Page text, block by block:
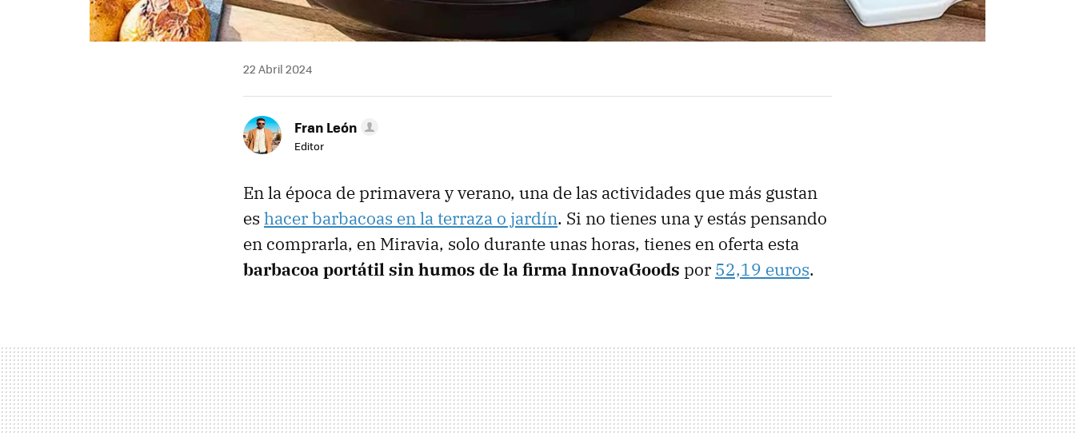
22 Abril 2024
Fran León
Editor
En la época de primavera y verano, una de las actividades que más gustan
es hacer barbacoas en la terraza o jardín. Si no tienes una y estás pensando
en comprarla, en Miravia, solo durante unas horas, tienes en oferta esta
barbacoa portátil sin humos de la firma InnovaGoods por 52,19 euros.